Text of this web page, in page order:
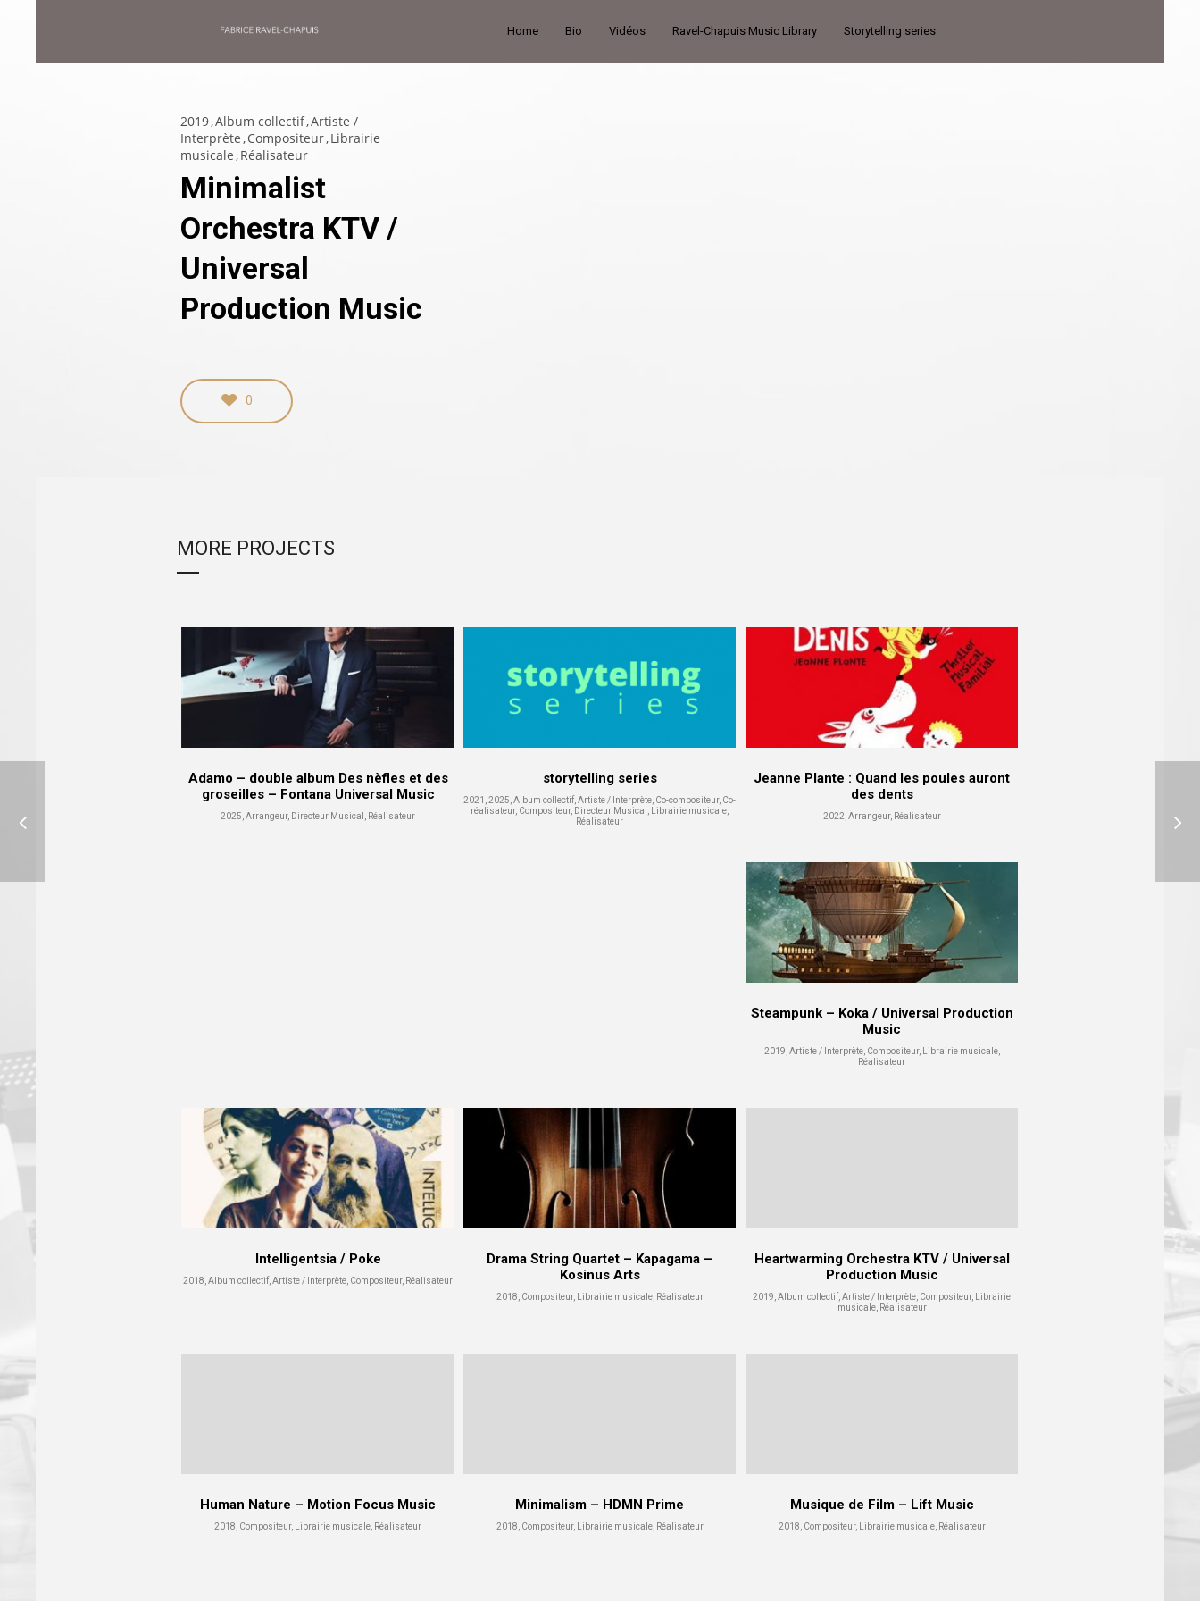
Home Bio Vidéos Ravel-Chapuis Music Library Storytelling series
2019 Album collectif Artiste /
Interprète Compositeur Librairie
musicale Réalisateur
Minimalist
Orchestra KTV /
Universal
Production Music
0
MORE PROJECTS
Adamo – double album Des nèfles et des
groseilles – Fontana Universal Music
2025, Arrangeur, Directeur Musical, Réalisateur
storytelling series
2021, 2025, Album collectif, Artiste / Interprète, Co-compositeur, Co-
réalisateur, Compositeur, Directeur Musical, Librairie musicale,
Réalisateur
Jeanne Plante : Quand les poules auront
des dents
2022, Arrangeur, Réalisateur
Steampunk – Koka / Universal Production
Music
2019, Artiste / Interprète, Compositeur, Librairie musicale,
Réalisateur
Intelligentsia / Poke
2018, Album collectif, Artiste / Interprète, Compositeur, Réalisateur
Drama String Quartet – Kapagama –
Kosinus Arts
2018, Compositeur, Librairie musicale, Réalisateur
Heartwarming Orchestra KTV / Universal
Production Music
2019, Album collectif, Artiste / Interprète, Compositeur, Librairie
musicale, Réalisateur
Human Nature – Motion Focus Music
2018, Compositeur, Librairie musicale, Réalisateur
Minimalism – HDMN Prime
2018, Compositeur, Librairie musicale, Réalisateur
Musique de Film – Lift Music
2018, Compositeur, Librairie musicale, Réalisateur